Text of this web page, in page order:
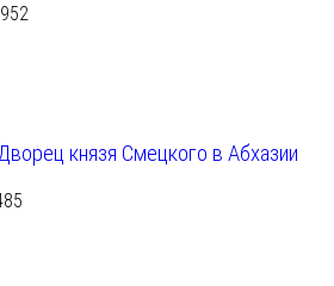
князя Смецкого в Абхазии